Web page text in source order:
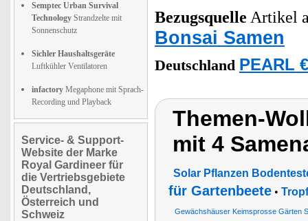
Semptec Urban Survival
Technology Strandzelte mit
Sonnenschutz
Sichler Haushaltsgeräte
Luftkühler Ventilatoren
infactory Megaphone mit Sprach-
Recording und Playback
Service- & Support-
Website der Marke
Royal Gardineer für
die Vertriebsgebiete
Deutschland,
Österreich und
Schweiz
Bezugsquelle Artikel
Bonsai Samen
Deutschland PEARL
Themen-
mit 4
Solar Pflanzen
für Gartenbeete•
Gewächshäuser Keimsprosse Gärten